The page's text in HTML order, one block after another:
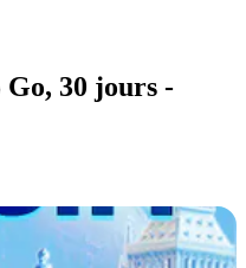
30 jours -